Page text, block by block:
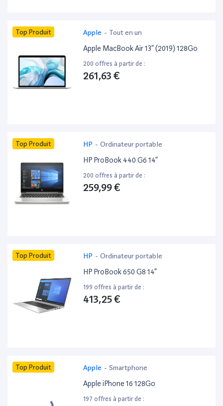
Top Produit Apple - Tout en un
Apple MacBook Air 13” (2019) 128Go
200 offres à partir de :
261,63 €
Top Produit HP - Ordinateur portable
HP ProBook 440 G6 14”
200 offres à partir de :
259,99 €
Top Produit HP - Ordinateur portable
HP ProBook 650 G8 14”
199 offres à partir de :
413,25 €
Top Produit Apple - Smartphone
Apple iPhone 16 128Go
197 offres à partir de :